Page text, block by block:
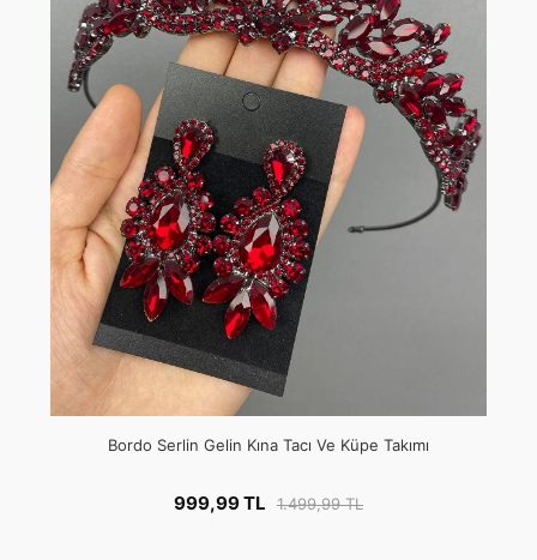
Bordo Serlin Gelin Kına Tacı Ve Küpe Takımı
999,99 TL 1.499,99 TL